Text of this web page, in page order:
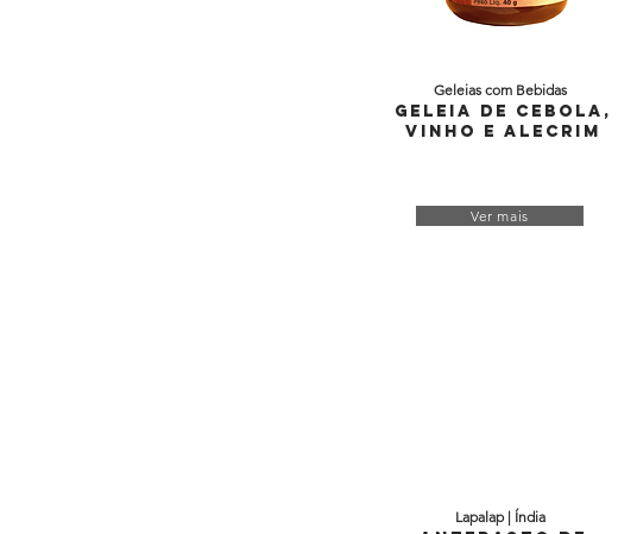
Geleias com Bebidas
Geleia de Cebola,
Vinho e Alecrim
Ver mais
Lapalap | Índia